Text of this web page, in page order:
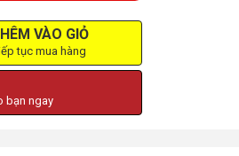
VÀO GIỎ
tục mua hàng
bạn ngay